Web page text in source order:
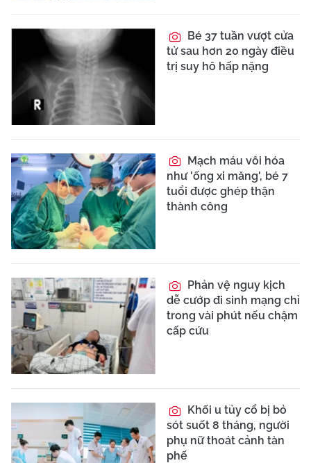
Bé 37 tuần vượt cửa
tử sau hơn 20 ngày điều
trị suy hô hấp nặng
Mạch máu vôi hóa
như 'ống xi măng', bé 7
tuổi được ghép thận
thành công
Phản vệ nguy kịch
dễ cướp đi sinh mạng chỉ
trong vài phút nếu chậm
cấp cứu
Khối u tủy cổ bị bỏ
sót suốt 8 tháng, người
phụ nữ thoát cảnh tàn
phế